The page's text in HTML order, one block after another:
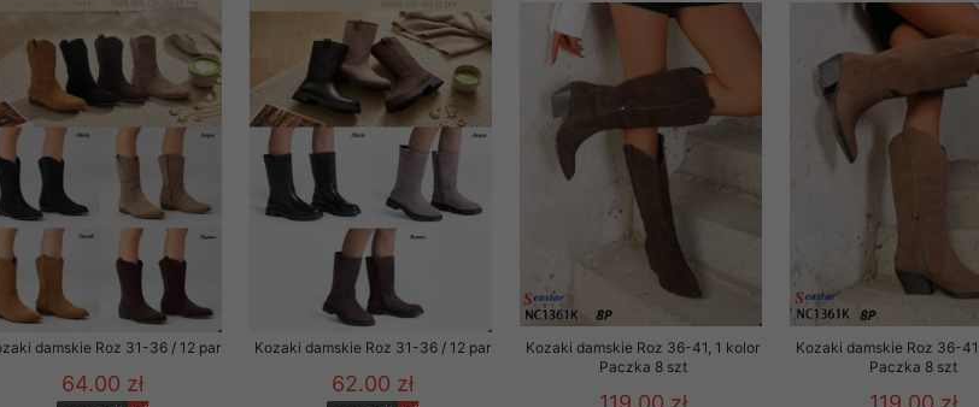
damskie Roz 31-36 / 12 par
64.00 zł
Kozaki damskie Roz 31-36 / 12 par
62.00 zł
Kozaki damskie Roz 36-41, 1 kolor
Paczka 8 szt
Kozaki damskie Roz 36-
Paczka 8 szt
Klientom jedynie wówczas, gdy wyrazili na to zgodę. Dotyczy to w
Klientowi, jeżeli potwierdzi wyraźnie wskazanego przez nas linka
newslettera o aktualnych promocjach, rabatach i nowościach w
wyłącznie oferty naszego Sklepu.
odnoszące się do ochrony Państwa prywatności, w szczególności danych